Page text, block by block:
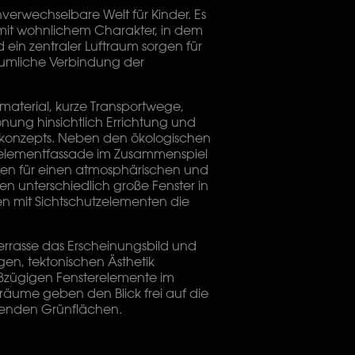
Welt für Kinder. Es
wohnlichem Charakter, in dem
zentraler Luftraum sorgen für
Verbindung der
kurze Transportwege,
hinsichtlich Errichtung und
Neben den ökologischen
im Zusammenspiel
für einen atmosphärischen und
unterschiedlich große Fenster in
mit Sichtschutzelementen die
das Erscheinungsbild und
tektonischen Ästhetik
Fensterelemente im
geben den Blick frei auf die
Grünflächen.